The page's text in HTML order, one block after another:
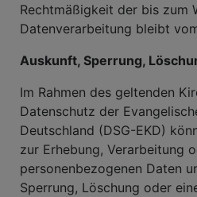
Rechtmäßigkeit der bis zum
Datenverarbeitung bleibt
Auskunft, Sperrung,
Im Rahmen des geltenden
Datenschutz der
Deutschland (DSG-EKD)
zur Erhebung, Verarbeitung
personenbezogenen Daten
Sperrung, Löschung oder